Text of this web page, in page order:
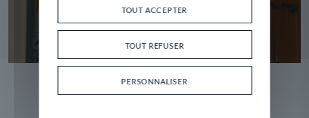
TOUT ACCEPTER
TOUT REFUSER
PERSONNALISER